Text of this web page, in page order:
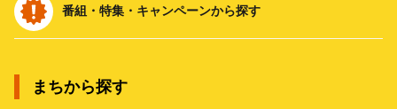
番組・特集・キャンペーンから探す
まちから探す